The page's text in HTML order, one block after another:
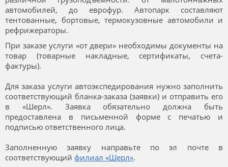
автомобилей, до еврофур. Автопарк составляют
тентованные, бортовые, термокузовные автомобили и
рефрижераторы.
При заказе услуги «от двери» необходимы документы на
товар (товарные накладные, сертификаты, счета-
фактуры).
Для заказа услуги автоэкспедирования нужно заполнить
соответствующий бланка-заказа (заявки) и отправить его
в «Шерл». Заявка обязательно должна быть
предоставлена в письменной форме с печатью и
подписью ответственного лица.
Заполненную заявку направьте по эл почте в
соответствующий филиал «Шерл».